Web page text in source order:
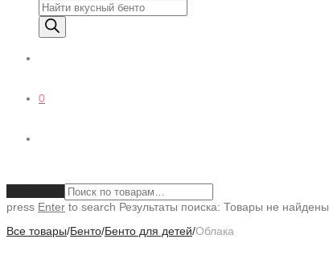
0
press Enter to search Результаты поиска: Товары не найдены.
Все товары/Бенто/Бенто для детей/Облака